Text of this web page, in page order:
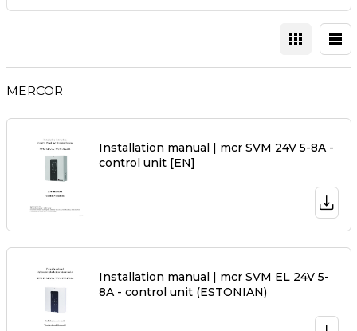
MERCOR
Installation manual | mcr SVM 24V 5-8A -
control unit [EN]
Installation manual | mcr SVM EL 24V 5-
8A - control unit (ESTONIAN)